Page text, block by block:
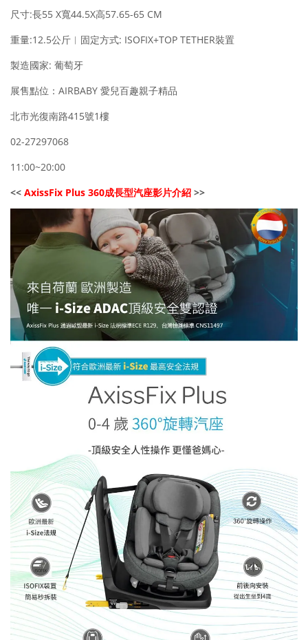
尺寸:長55 X寬44.5X高57.65-65 CM
重量:12.5公斤︱固定方式: ISOFIX+TOP TETHER裝置
製造國家: 葡萄牙
展售點位：AIRBABY 愛兒百趣親子精品
北市光復南路415號1樓
02-27297068
11:00~20:00
<< AxissFix Plus 360成長型汽座影片介紹 >>